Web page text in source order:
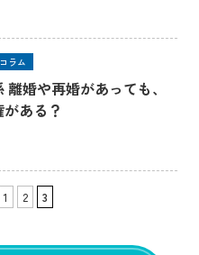
ラム
婚や再婚があっても、
ある？
1 2 3